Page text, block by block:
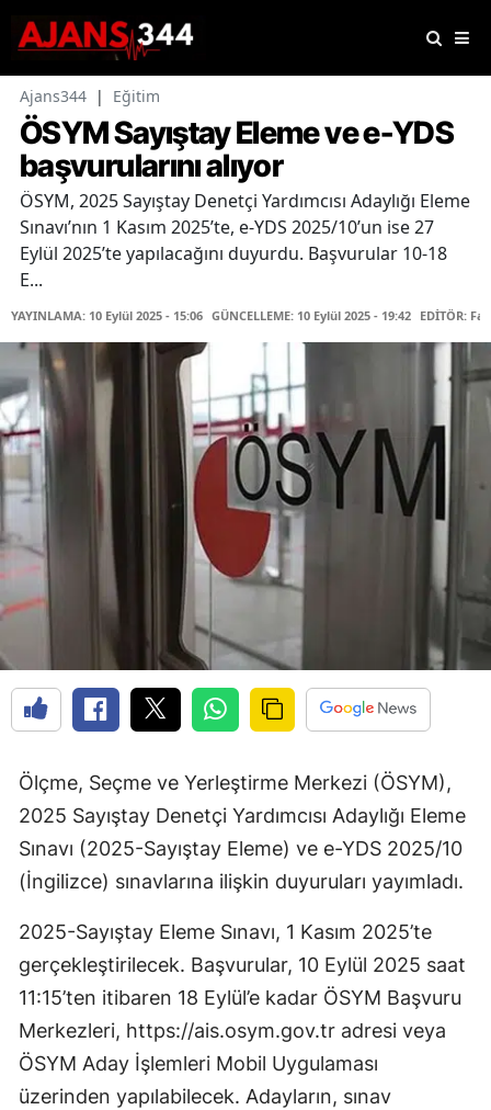
Ajans344 | Eğitim
ÖSYM Sayıştay Eleme ve e-YDS
başvurularını alıyor
ÖSYM, 2025 Sayıştay Denetçi Yardımcısı Adaylığı Eleme
Sınavı’nın 1 Kasım 2025’te, e-YDS 2025/10’un ise 27
Eylül 2025’te yapılacağını duyurdu. Başvurular 10-18
E...
YAYINLAMA: 10 Eylül 2025 - 15:06 GÜNCELLEME: 10 Eylül 2025 - 19:42 EDİTÖR:
Ölçme, Seçme ve Yerleştirme Merkezi (ÖSYM),
2025 Sayıştay Denetçi Yardımcısı Adaylığı Eleme
Sınavı (2025-Sayıştay Eleme) ve e-YDS 2025/10
(İngilizce) sınavlarına ilişkin duyuruları yayımladı.
2025-Sayıştay Eleme Sınavı, 1 Kasım 2025’te
gerçekleştirilecek. Başvurular, 10 Eylül 2025 saat
11:15’ten itibaren 18 Eylül’e kadar ÖSYM Başvuru
Merkezleri, https://ais.osym.gov.tr adresi veya
ÖSYM Aday İşlemleri Mobil Uygulaması
üzerinden yapılabilecek. Adayların, sınav